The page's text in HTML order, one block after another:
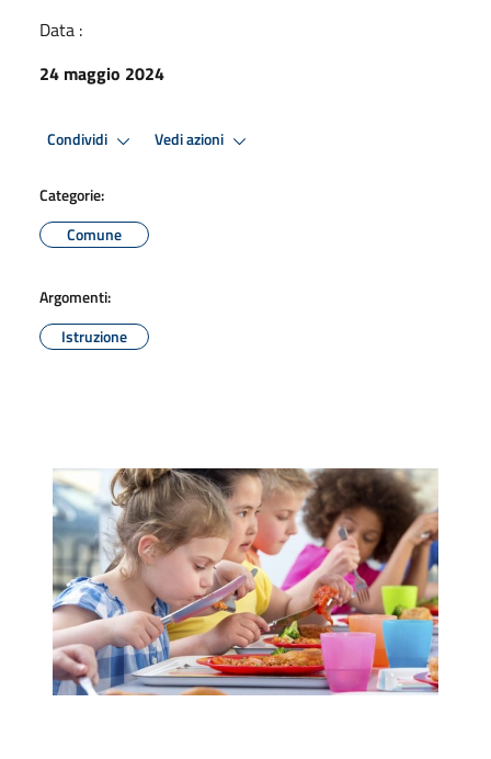
Data :
24 maggio 2024
Condividi Vedi azioni
Categorie:
Comune
Argomenti:
Istruzione